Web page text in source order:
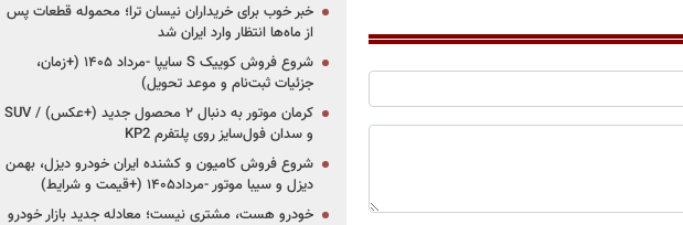
خبر خوب برای خریداران نیسان ترا؛ محموله قطعات پس
از ماه‌ها انتظار وارد ایران شد
شروع فروش کوییک S سایپا -مرداد ۱۴۰۵ (+زمان،
جزئیات ثبت‌نام و موعد تحویل)
کرمان موتور به دنبال ۲ محصول جدید (+عکس) / SUV
و سدان فول‌سایز روی پلتفرم KP2
شروع فروش کامیون و کشنده ایران خودرو دیزل، بهمن
دیزل و سیبا موتور -مرداد۱۴۰۵ (+قیمت و شرایط)
خودرو هست، مشتری نیست؛ معادله جدید بازار خودرو